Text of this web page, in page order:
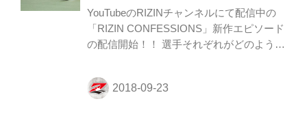
手が繰り広げた激闘の舞台裏に密着し、当
日の会場入りから入念なアップ、対策や心
境を告白。"世紀の一戦"に臨んだ2人の思い
YouTubeのRIZINチャンネルにて配信中の
「RIZIN CONFESSIONS」新作エピソード
の配信開始！！ 選手それぞれがどのような
練習。さらに家族や恩師たちが語る選手の
人間性など日常生活に密着しながら、それ